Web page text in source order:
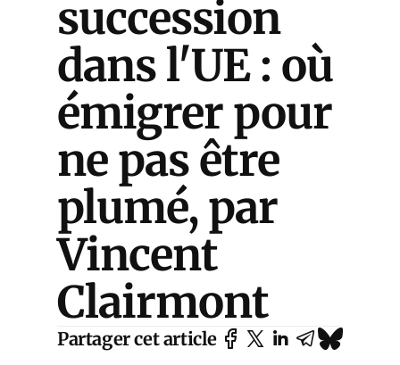
succession
dans l'UE : où
émigrer pour
ne pas être
plumé, par
Vincent
Clairmont
Partager cet article